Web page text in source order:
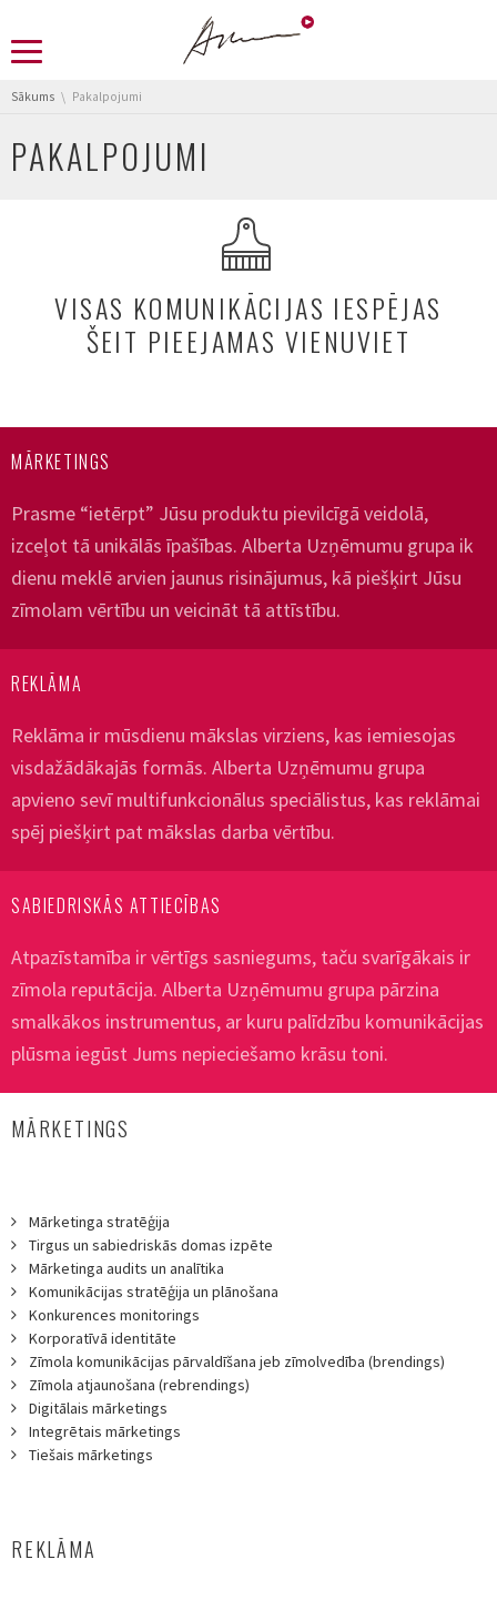
You are here:
Sākums Pakalpojumi
PAKALPOJUMI
VISAS KOMUNIKĀCIJAS IESPĒJAS
ŠEIT PIEEJAMAS VIENUVIET
MĀRKETINGS
Prasme “ietērpt” Jūsu produktu pievilcīgā veidolā,
izceļot tā unikālās īpašības. Alberta Uzņēmumu grupa ik
dienu meklē arvien jaunus risinājumus, kā piešķirt Jūsu
zīmolam vērtību un veicināt tā attīstību.
REKLĀMA
Reklāma ir mūsdienu mākslas virziens, kas iemiesojas
visdažādākajās formās. Alberta Uzņēmumu grupa
apvieno sevī multifunkcionālus speciālistus, kas reklāmai
spēj piešķirt pat mākslas darba vērtību.
SABIEDRISKĀS ATTIECĪBAS
Atpazīstamība ir vērtīgs sasniegums, taču svarīgākais ir
zīmola reputācija. Alberta Uzņēmumu grupa pārzina
smalkākos instrumentus, ar kuru palīdzību komunikācijas
plūsma iegūst Jums nepieciešamo krāsu toni.
MĀRKETINGS
Mārketinga stratēģija
Tirgus un sabiedriskās domas izpēte
Mārketinga audits un analītika
Komunikācijas stratēģija un plānošana
Konkurences monitorings
Korporatīvā identitāte
Zīmola komunikācijas pārvaldīšana jeb zīmolvedība (brendings)
Zīmola atjaunošana (rebrendings)
Digitālais mārketings
Integrētais mārketings
Tiešais mārketings
REKLĀMA